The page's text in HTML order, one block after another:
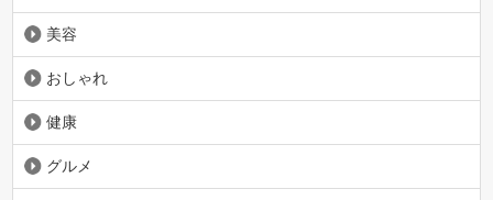
美容
おしゃれ
健康
グルメ